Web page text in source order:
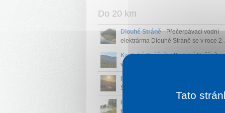
Do 20 km
Dlouhé Stráně- Přečerpávací vodní
elektrárma Dlouhé Stráně se v roce
Kralický Sněžník- Kralický Sněžník
v České republice přesah...
Praděd
Slezska (1492 m) je svou majestá...
Priessnitzovy léčebné lázně
horské lázně s čerstvým vzduche...
Tato